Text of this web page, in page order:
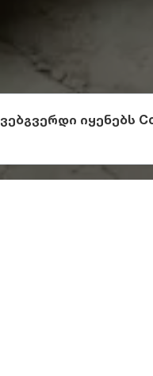
ვებგვერდი იყენებს